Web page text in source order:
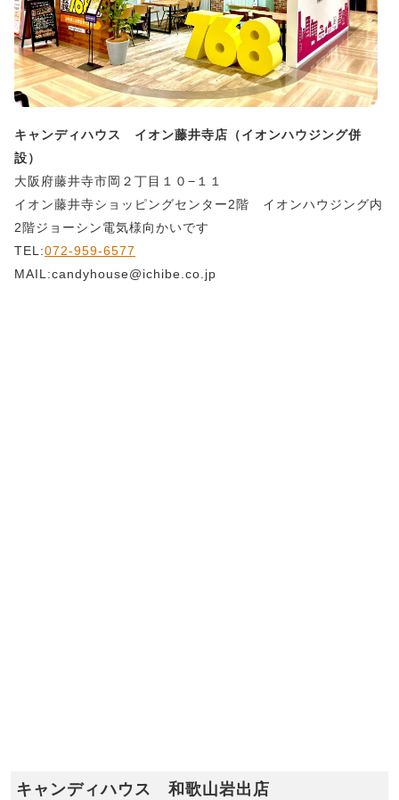
キャンディハウス イオン藤井寺店（イオンハウジング併
設）
大阪府藤井寺市岡２丁目１０−１１
イオン藤井寺ショッピングセンター2階 イオンハウジング内
2階ジョーシン電気様向かいです
TEL:072-959-6577
MAIL:candyhouse@ichibe.co.jp
キャンディハウス 和歌山岩出店